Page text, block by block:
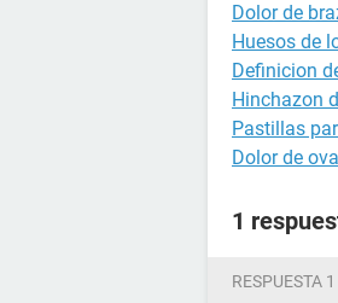
Dolor de
Huesos de
Definicion
Hinchazon
Pastillas
Dolor de
1
RESPUESTA